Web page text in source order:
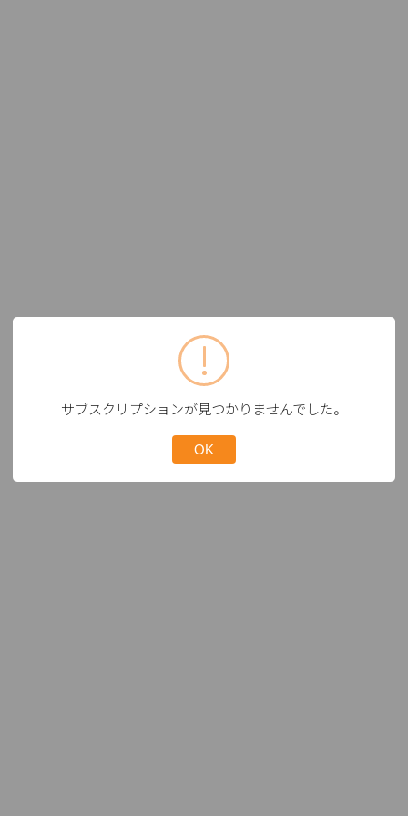
サブスクリプションが見つかりませんでした。
OK